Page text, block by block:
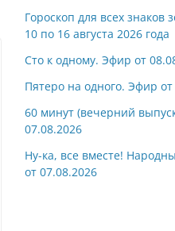
Гороскоп для всех знаков
10 по 16 августа 2026 года
Сто к одному. Эфир от
Пятеро на одного. Эфир
60 минут (вечерний
07.08.2026
Ну-ка, все вместе!
от 07.08.2026